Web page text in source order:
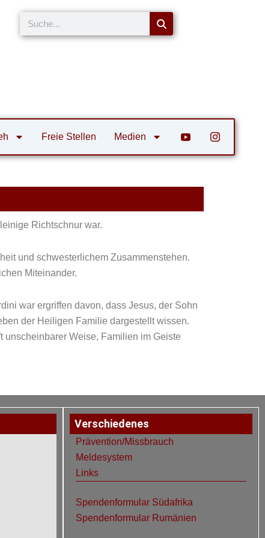
Suche
Freie Stellen Medien
Richtschnur war.
und schwesterlichem Zusammenstehen.
Miteinander.
war ergriffen davon, dass Jesus, der Sohn
der Heiligen Familie dargestellt wissen.
unscheinbarer Weise, Familien im Geiste
Verschiedenes
Prävention/Missbrauch
Meldesystem
Links
Spendenformular Südafrika
Spendenformular Rumänien